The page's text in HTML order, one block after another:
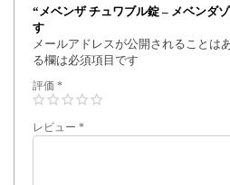
“メベンザ チュワブル錠 – メベンダ
す
メールアドレスが公開されることは
る欄は必須項目です
評価 *
レビュー *